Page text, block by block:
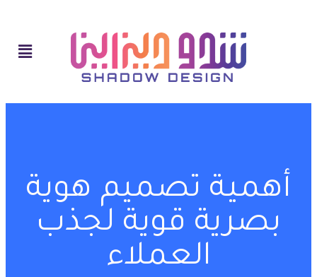
أهمية تصميم هوية
بصرية قوية لجذب
العملاء